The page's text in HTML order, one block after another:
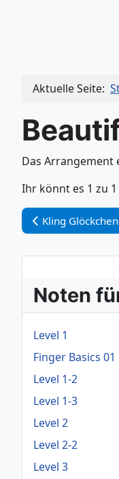
Aktuelle Seite:
Das Arrangement
Ihr könnt es 1 zu
Vorheriger
Kling
Noten
Level 1
Finger Basics 01
Level 1-2
Level 1-3
Level 2
Level 2-2
Level 3